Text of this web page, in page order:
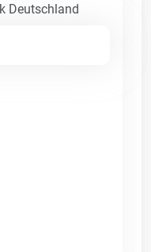
Deutschland